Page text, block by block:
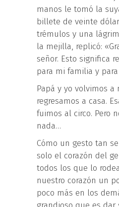
manos le tomó la
billete de veinte
trémulos y una
la mejilla, replicó:
señor. Esto significa
para mi familia y
Papá y yo volvimos
regresamos a casa.
fuimos al circo. Pero
nada…
Cómo un gesto tan
solo el corazón del
todos los que lo
nuestro corazón un
poco más en los